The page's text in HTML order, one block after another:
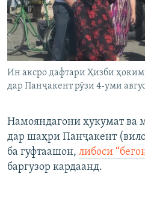
Ин аксро дафтари Ҳизби
дар Панҷакент рӯзи 4-уми
Намояндагони ҳукумат ва
дар шаҳри Панҷакент
ба гуфтаашон, либоси
баргузор кардаанд.